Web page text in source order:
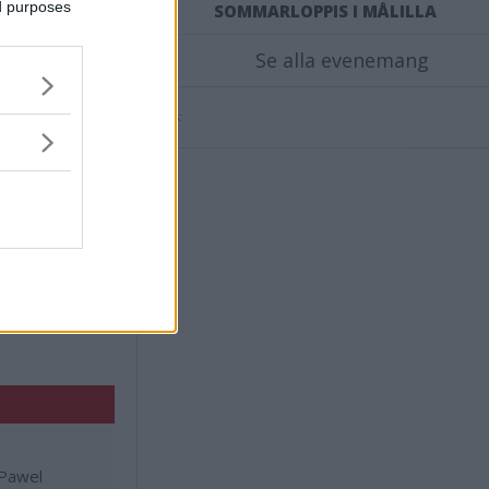
purposes
att det
ska göra
att vinna
ser inget
minst lika
SOMMARLOPPIS I MÅLILLA
Se alla evenemang
Annons: